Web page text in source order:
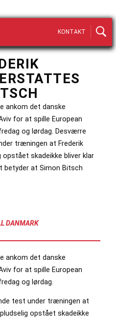
KONTAKT
ankom det danske
for at spille European
og lørdag. Desværre
træningen at Frederik
opstået skadeikke bliver klar
betyder at Simon Bitsch
DANMARK
ankom det danske
for at spille European
og lørdag.
test under træningen at
opstået skadeikke